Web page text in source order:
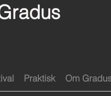
Praktisk Om